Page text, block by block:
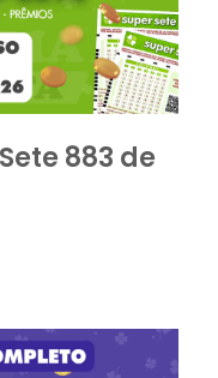
883 de